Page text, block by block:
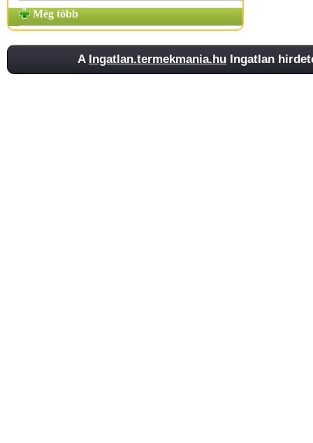
Még több
A Ingatlan.termekmania.hu Ingatlan